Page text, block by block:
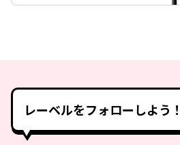
レーベルをフォローしよう！